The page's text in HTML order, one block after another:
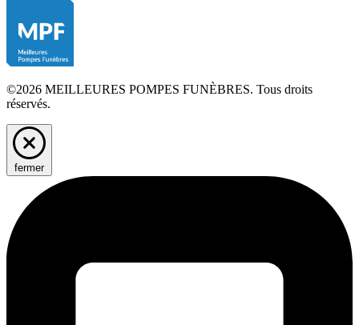
©2026 MEILLEURES POMPES FUNÈBRES. Tous droits
réservés.
fermer